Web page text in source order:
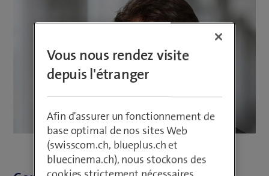
Vous nous rendez visite
depuis l'étranger
Afin d'assurer un fonctionnement de
base optimal de nos sites Web
(swisscom.ch, blueplus.ch et
bluecinema.ch), nous stockons des